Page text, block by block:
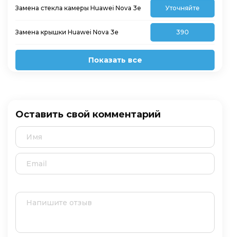
Замена стекла камеры Huawei Nova 3e Уточняйте
Замена крышки Huawei Nova 3e 390
Показать все
Оставить свой комментарий